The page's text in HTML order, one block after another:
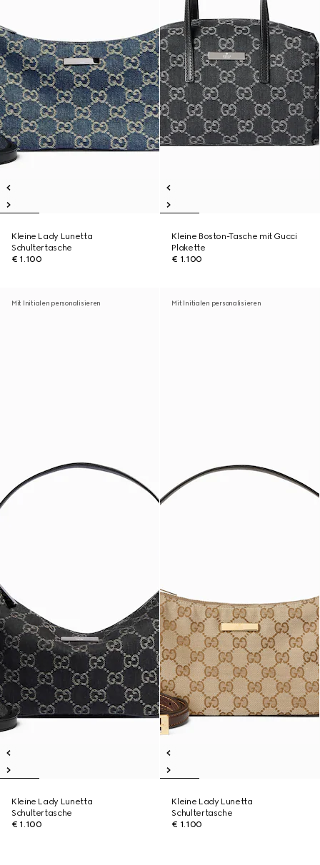
Kleine Lady Lunetta
Schultertasche
€ 1.100
Kleine Boston-Tasche mit Gucci
Plakette
€ 1.100
Mit Initialen personalisieren
Kleine Lady Lunetta
Schultertasche
€ 1.100
Mit Initialen personalisieren
Kleine Lady Lunetta
Schultertasche
€ 1.100